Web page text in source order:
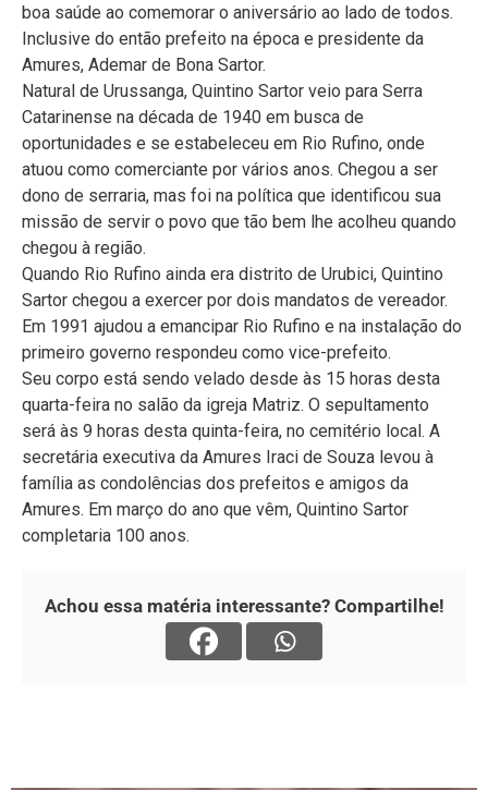
boa saúde ao comemorar o aniversário ao lado de todos.
Inclusive do então prefeito na época e presidente da
Amures, Ademar de Bona Sartor.
Natural de Urussanga, Quintino Sartor veio para Serra
Catarinense na década de 1940 em busca de
oportunidades e se estabeleceu em Rio Rufino, onde
atuou como comerciante por vários anos. Chegou a ser
dono de serraria, mas foi na política que identificou sua
missão de servir o povo que tão bem lhe acolheu quando
chegou à região.
Quando Rio Rufino ainda era distrito de Urubici, Quintino
Sartor chegou a exercer por dois mandatos de vereador.
Em 1991 ajudou a emancipar Rio Rufino e na instalação do
primeiro governo respondeu como vice-prefeito.
Seu corpo está sendo velado desde às 15 horas desta
quarta-feira no salão da igreja Matriz. O sepultamento
será às 9 horas desta quinta-feira, no cemitério local. A
secretária executiva da Amures Iraci de Souza levou à
família as condolências dos prefeitos e amigos da
Amures. Em março do ano que vêm, Quintino Sartor
completaria 100 anos.
Achou essa matéria interessante? Compartilhe!